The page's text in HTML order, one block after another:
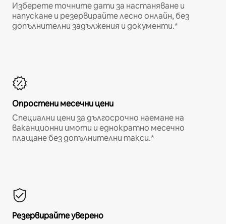
Изберете точните дати за настаняване и
напускане и резервирайте лесно онлайн, без
допълнителни задължения и документи.*
Опростени месечни цени
Специални цени за дългосрочно наемане на
ваканционни имоти и еднократно месечно
плащане без допълнителни такси.*
Резервирайте уверено